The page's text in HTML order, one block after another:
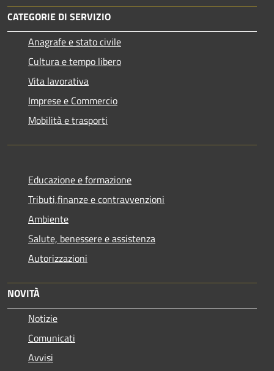
CATEGORIE DI SERVIZIO
Anagrafe e stato civile
Cultura e tempo libero
Vita lavorativa
Imprese e Commercio
Mobilità e trasporti
Educazione e formazione
Tributi,finanze e contravvenzioni
Ambiente
Salute, benessere e assistenza
Autorizzazioni
NOVITÀ
Notizie
Comunicati
Avvisi